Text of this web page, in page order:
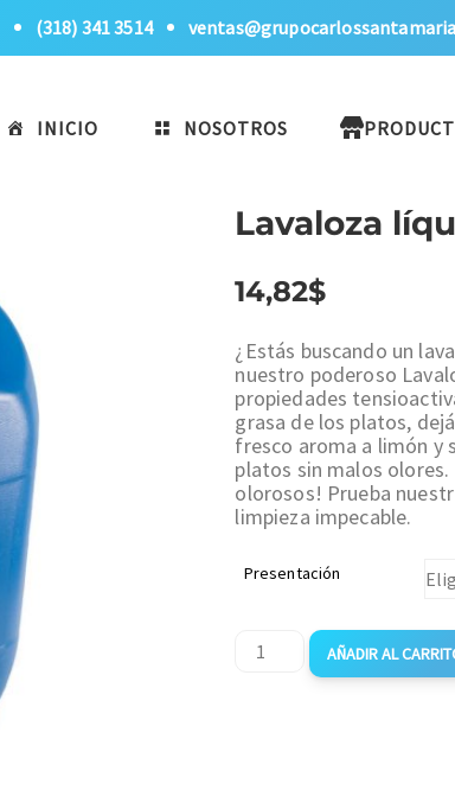
(318) 341 3514
INICIO NOSOTROS
Lavaloza
14,82$
¿Estás buscando un
nuestro poderoso
propiedades
grasa de los platos,
fresco aroma a limón y
platos sin malos
olorosos! Prueba
limpieza impecable.
Presentación
AÑADIR AL